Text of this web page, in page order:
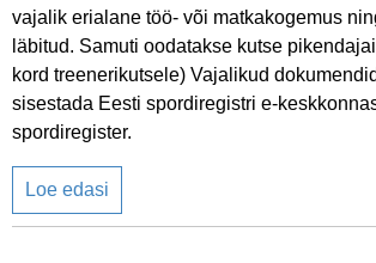
vajalik erialane töö- või matkakogemus
läbitud. Samuti oodatakse kutse
kord treenerikutsele) Vajalikud
sisestada Eesti spordiregistri e-
spordiregister.
Loe edasi